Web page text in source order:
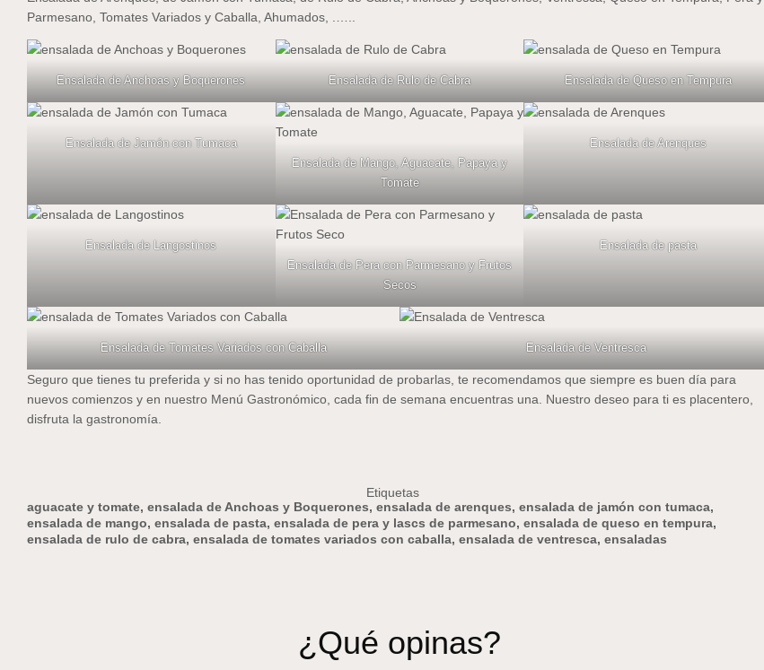
Parmesano, Tomates Variados y Caballa, Ahumados, .…..
Ensalada de Anchoas y Boquerones Ensalada de Rulo de Cabra Ensalada de Queso en Tempura
Ensalada de Jamón con Tumaca
Ensalada de Mango, Aguacate, Papaya y
Tomate
Ensalada de Arenques
Ensalada de Langostinos
Ensalada de Pera con Parmesano y Frutos
Secos
Ensalada de pasta
Ensalada de Tomates Variados con Caballa Ensalada de Ventresca
Seguro que tienes tu preferida y si no has tenido oportunidad de probarlas, te recomendamos que siempre es buen día para
nuevos comienzos y en nuestro Menú Gastronómico , cada fin de semana encuentras una. Nuestro deseo para ti es placentero,
disfruta la gastronomía.
Etiquetas
aguacate y tomate, ensalada de Anchoas y Boquerones, ensalada de arenques, ensalada de jamón con tumaca,
ensalada de mango, ensalada de pasta, ensalada de pera y lascs de parmesano, ensalada de queso en tempura,
ensalada de rulo de cabra, ensalada de tomates variados con caballa, ensalada de ventresca, ensaladas
¿Qué opinas?